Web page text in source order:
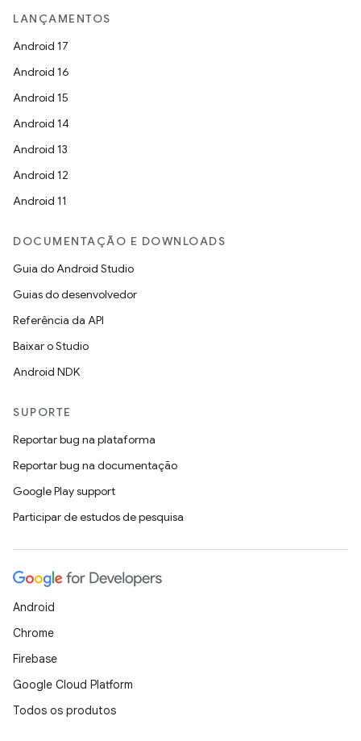
LANÇAMENTOS
Android 17
Android 16
Android 15
Android 14
Android 13
Android 12
Android 11
DOCUMENTAÇÃO E DOWNLOADS
Guia do Android Studio
Guias do desenvolvedor
Referência da API
Baixar o Studio
Android NDK
SUPORTE
Reportar bug na plataforma
Reportar bug na documentação
Google Play support
Participar de estudos de pesquisa
Android
Chrome
Firebase
Google Cloud Platform
Todos os produtos